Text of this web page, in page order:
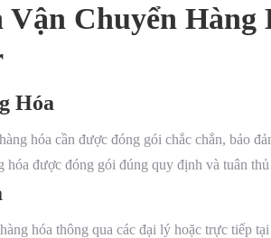
Vận Chuyển
Hóa
hóa cần được đóng gói chắc chắn, bảo
hóa được đóng gói đúng quy định và tuân
hóa thông qua các đại lý hoặc trực tiếp